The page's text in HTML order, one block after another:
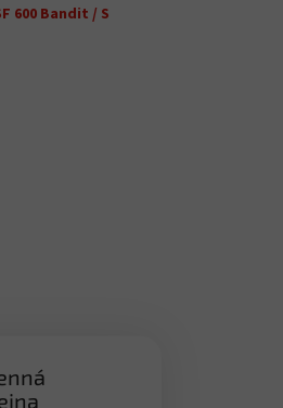
600 Bandit / S